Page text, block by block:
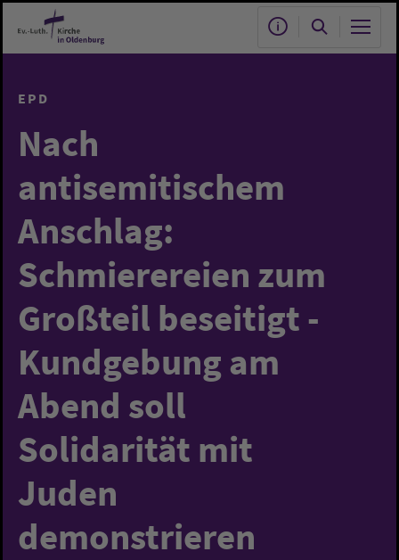
Zum Hauptinhalt springen
EPD
Nach
antisemitischem
Anschlag:
Schmierereien zum
Großteil beseitigt -
Kundgebung am
Abend soll
Solidarität mit
Juden
demonstrieren